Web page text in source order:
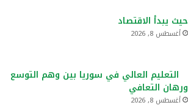
حيث يبدأ الاقتصاد
أغسطس 8, 2026
التعليم العالي في سوريا بين وهم التوسع
ورهان التعافي
أغسطس 8, 2026